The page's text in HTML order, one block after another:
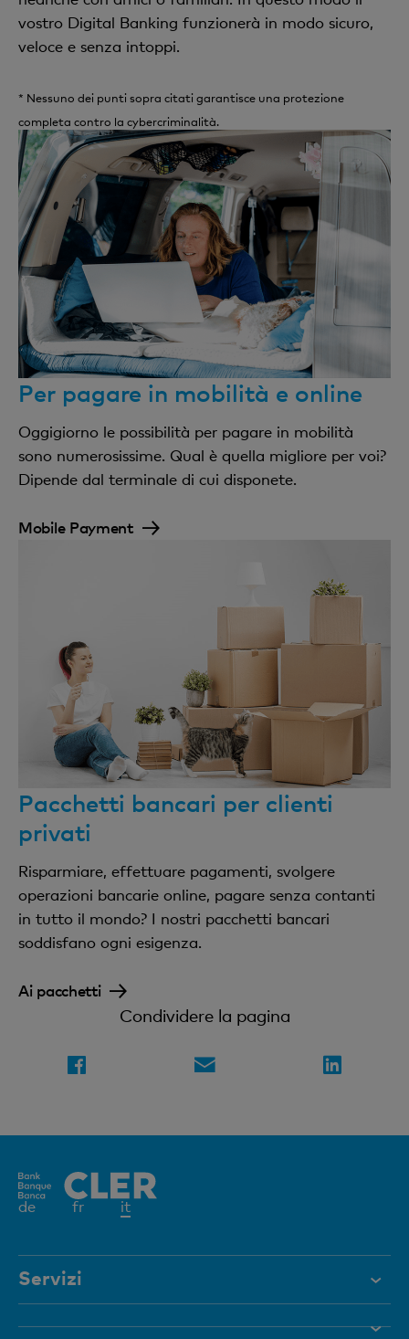
vostro Digital Banking funzionerà in modo sicuro,
veloce e senza intoppi.
* Nessuno dei punti sopra citati garantisce una protezione
completa contro la cybercriminalità.
Per pagare in mobilità e online
Oggigiorno le possibilità per pagare in mobilità
sono numerosissime. Qual è quella migliore per voi?
Dipende dal terminale di cui disponete.
Mobile Payment
Pacchetti bancari per clienti
privati
Risparmiare, effettuare pagamenti, svolgere
operazioni bancarie online, pagare senza contanti
in tutto il mondo? I nostri pacchetti bancari
soddisfano ogni esigenza.
Ai pacchetti
Condividere la pagina
de fr itElemento
Servizi